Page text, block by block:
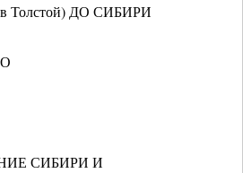
Толстой) ДО СИБИРИ
СИБИРИ И